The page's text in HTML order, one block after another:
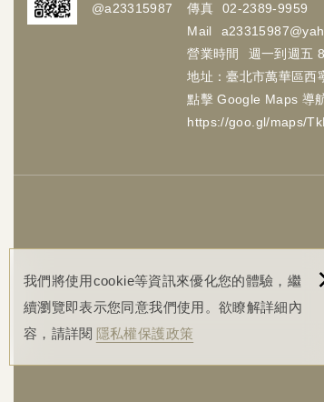
我們將使用cookie等資訊來優化您的體驗，繼
續瀏覽即表示您同意我們使用。欲瞭解詳細內
容，請詳閱 隱私權保護政策
@a23315987
傳真
02-2389-9959
Mail
營業時間
週一到週五
地址：臺北市萬華區西
點擊 Google Maps 導
https://goo.gl/maps/